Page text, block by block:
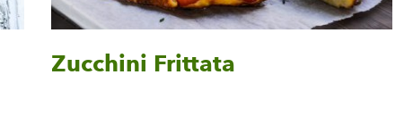
Zucchini Frittata